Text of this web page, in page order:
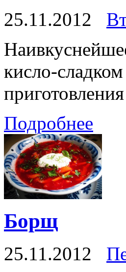
25.11.2012
кисло-
Подробнее
Борщ
25.11.2012